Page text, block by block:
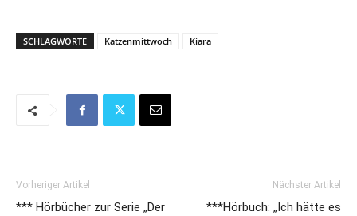
SCHLAGWORTE Katzenmittwoch Kiara
Vorheriger Artikel
*** Hörbücher zur Serie „Der
Nächster Artikel
***Hörbuch: „Ich hätte es